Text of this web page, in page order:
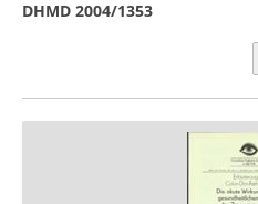
DHMD 2004/1353